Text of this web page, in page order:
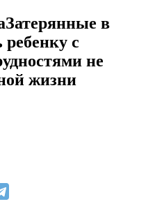
Затерянные в
с
не
жизни